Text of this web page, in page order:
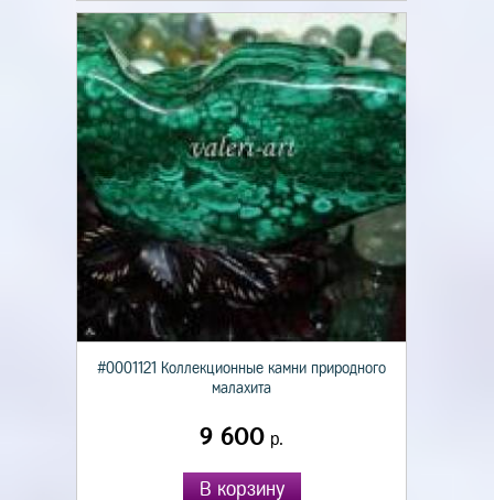
#0001121 Коллекционные камни природного
малахита
9 600 р.
В корзину